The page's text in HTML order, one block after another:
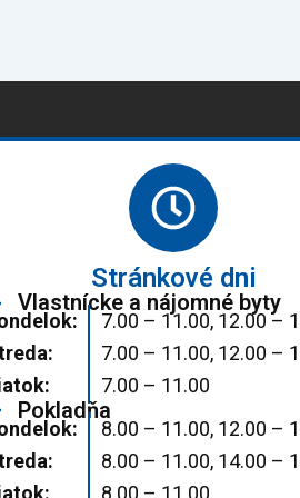
Stránkové dni
Vlastnícke a nájomné byty
7.00 – 11.00, 12.00 –
7.00 – 11.00, 12.00 –
7.00 – 11.00
Pokladňa
8.00 – 11.00, 12.00 –
8.00 – 11.00, 14.00 –
8.00 – 11.00